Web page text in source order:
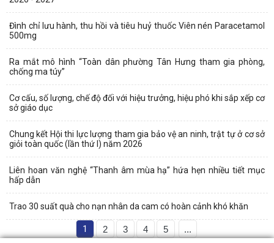
Đình chỉ lưu hành, thu hồi và tiêu huỷ thuốc Viên nén Paracetamol
500mg
Ra mắt mô hình “Toàn dân phường Tân Hưng tham gia phòng,
chống ma túy”
Cơ cấu, số lượng, chế độ đối với hiệu trưởng, hiệu phó khi sắp xếp cơ
sở giáo dục
Chung kết Hội thi lực lượng tham gia bảo vệ an ninh, trật tự ở cơ sở
giỏi toàn quốc (lần thứ I) năm 2026
Liên hoan văn nghệ “Thanh âm mùa hạ” hứa hẹn nhiều tiết mục
hấp dẫn
Trao 30 suất quà cho nạn nhân da cam có hoàn cảnh khó khăn
1 2 3 4 5 ...